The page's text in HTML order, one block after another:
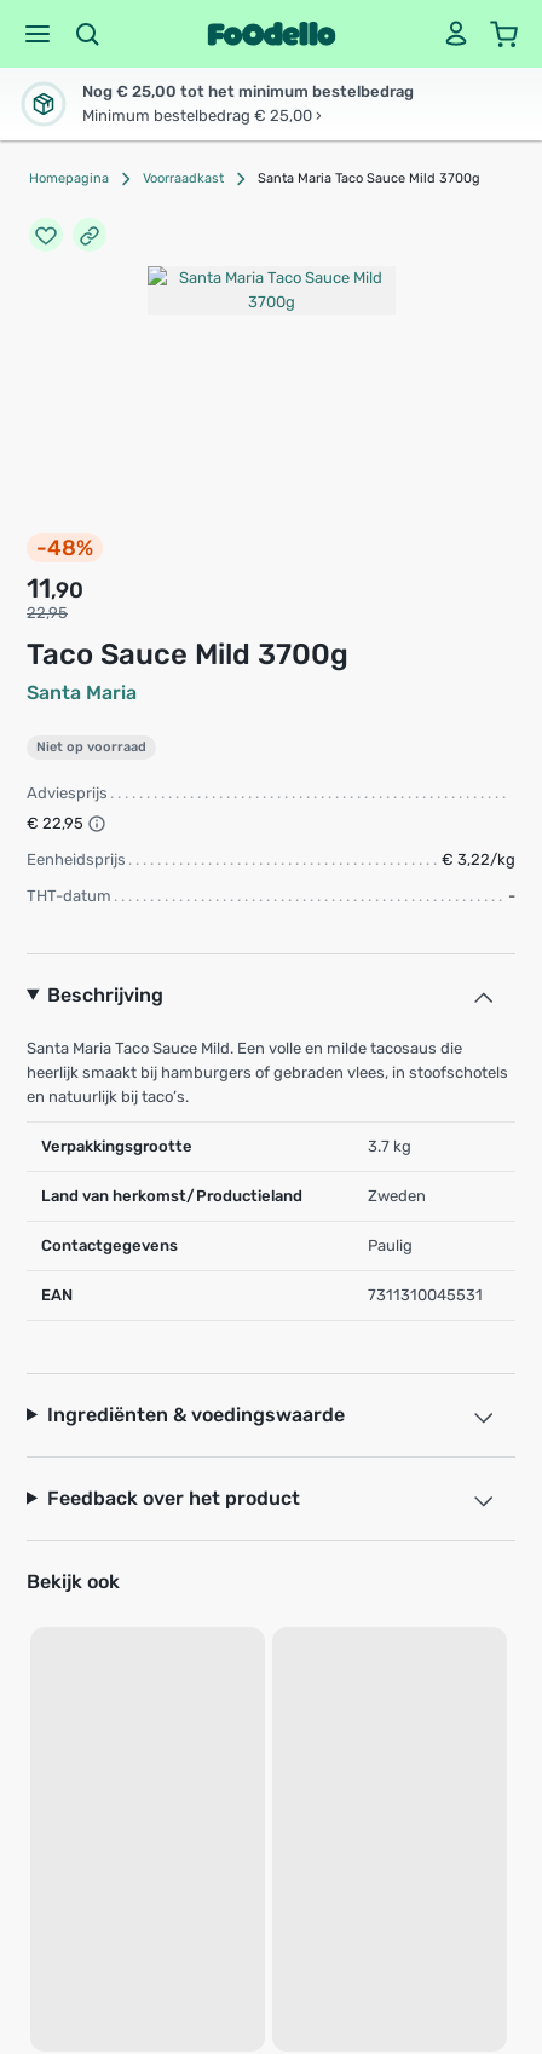
Nog € 25,00 tot het minimum bestelbedrag
Minimum bestelbedrag € 25,00 ›
Homepagina Voorraadkast Santa Maria Taco Sauce Mild 3700g
-48%
Taco Sauce Mild 3700g
Santa Maria
11,90
22,95
Niet op voorraad
Adviesprijs
€ 22,95
Eenheidsprijs
€ 3,22/kg
THT-datum
-
Beschrijving
Santa Maria Taco Sauce Mild. Een volle en milde tacosaus die
heerlijk smaakt bij hamburgers of gebraden vlees, in stoofschotels
en natuurlijk bij taco’s.
Verpakkingsgrootte 3.7 kg
Land van herkomst/Productieland Zweden
Contactgegevens Paulig
EAN 7311310045531
Ingrediënten & voedingswaarde
Feedback over het product
Bekijk ook